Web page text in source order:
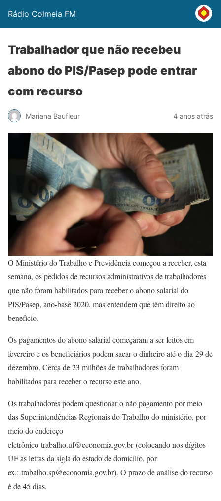
Rádio Colmeia FM
Trabalhador que não recebeu
abono do PIS/Pasep pode entrar
com recurso
Mariana Baufleur 4 anos atrás
O Ministério do Trabalho e Previdência começou a receber, esta
semana, os pedidos de recursos administrativos de trabalhadores
que não foram habilitados para receber o abono salarial do
PIS/Pasep, ano-base 2020, mas entendem que têm direito ao
benefício.
Os pagamentos do abono salarial começaram a ser feitos em
fevereiro e os beneficiários podem sacar o dinheiro até o dia 29 de
dezembro. Cerca de 23 milhões de trabalhadores foram
habilitados para receber o recurso este ano.
Os trabalhadores podem questionar o não pagamento por meio
das Superintendências Regionais do Trabalho do ministério, por
meio do endereço
eletrônico trabalho.uf@economia.gov.br (colocando nos dígitos
UF as letras da sigla do estado de domicílio, por
ex.: trabalho.sp@economia.gov.br). O prazo de análise do recurso
é de 45 dias.